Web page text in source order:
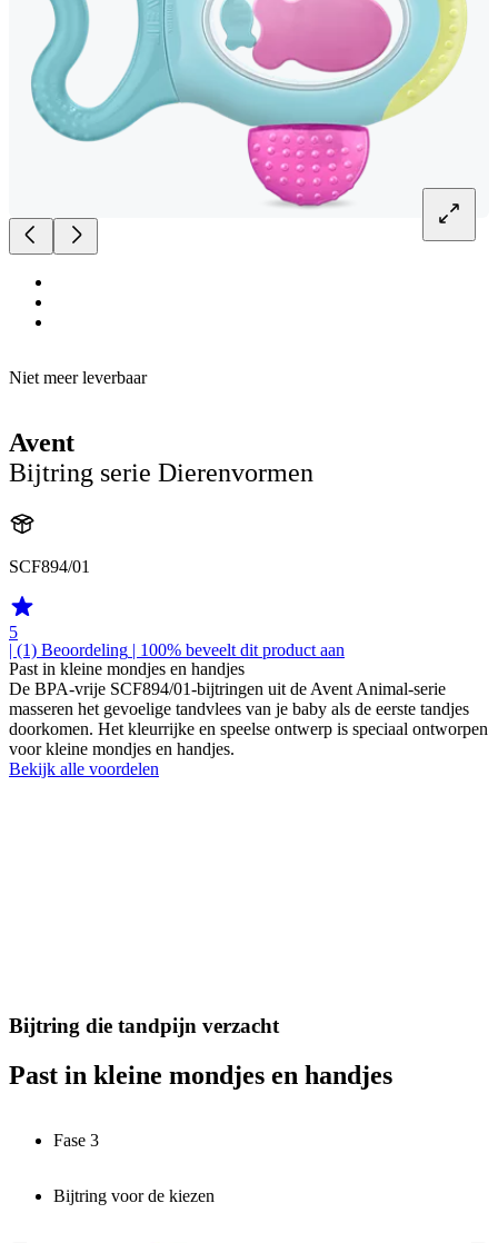
Niet meer leverbaar
Avent
Bijtring serie Dierenvormen
SCF894/01
5
| (1) Beoordeling | 100% beveelt dit product aan
Past in kleine mondjes en handjes
De BPA-vrije SCF894/01-bijtringen uit de Avent Animal-serie
masseren het gevoelige tandvlees van je baby als de eerste tandjes
doorkomen. Het kleurrijke en speelse ontwerp is speciaal ontworpen
voor kleine mondjes en handjes.
Bekijk alle voordelen
Bijtring die tandpijn verzacht
Past in kleine mondjes en handjes
Fase 3
Bijtring voor de kiezen